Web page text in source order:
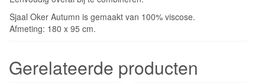
Sjaal Oker Autumn is gemaakt van 100% viscose.
Afmeting: 180 x 95 cm.
Gerelateerde producten